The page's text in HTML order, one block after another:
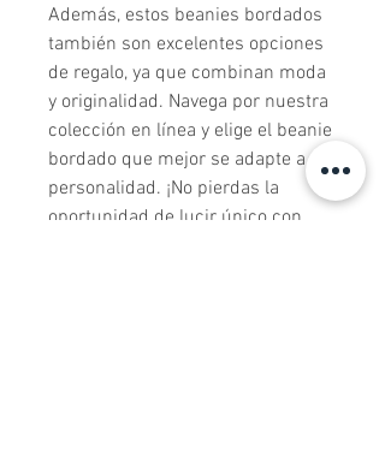
Además, estos beanies bordados
también son excelentes opciones
de regalo, ya que combinan moda
y originalidad. Navega por nuestra
colección en línea y elige el beanie
bordado que mejor se adapte a tu
personalidad. ¡No pierdas la
oportunidad de lucir único con